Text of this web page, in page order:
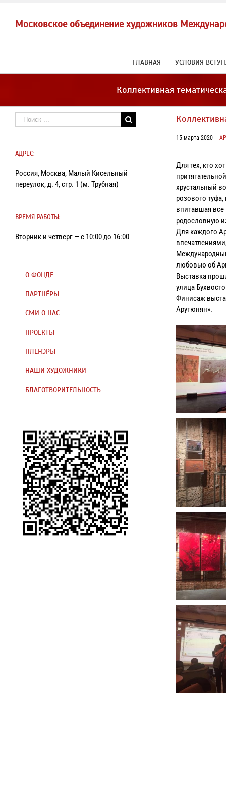
contentМосковское объединение художников
ГЛАВНАЯ УСЛОВИЯ
Коллективная
15 марта 2020
Для тех, кто
хрустальный
розового
впитавшая
родословную
Для каждого
любовью об
Выставка
улица
Финисаж
Арутюнян».
Результат
поиска:
АДРЕС:
Россия, Москва, Малый Кисельный
переулок, д. 4, стр. 1 (м. Трубная)
ВРЕМЯ РАБОТЫ:
Вторник и четверг — с 10:00 до 16:00
О ФОНДЕ
ПАРТНЁРЫ
СМИ О НАС
ПРОЕКТЫ
ПЛЕНЭРЫ
НАШИ ХУДОЖНИКИ
БЛАГОТВОРИТЕЛЬНОСТЬ